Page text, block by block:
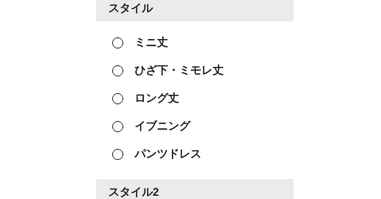
スタイル
ミニ丈
ひざ下・ミモレ丈
ロング丈
イブニング
パンツドレス
スタイル2